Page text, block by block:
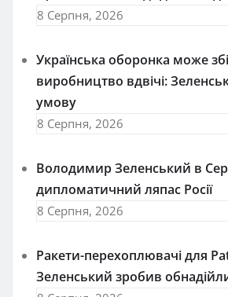
8 Серпня, 2026
Українська оборонка може
виробництво вдвічі:
умову
8 Серпня, 2026
Володимир Зеленський в
дипломатичний ляпас Росії
8 Серпня, 2026
Ракети-перехоплювачі для
Зеленський зробив